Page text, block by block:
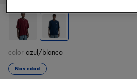
Novedad
color azul/blanco